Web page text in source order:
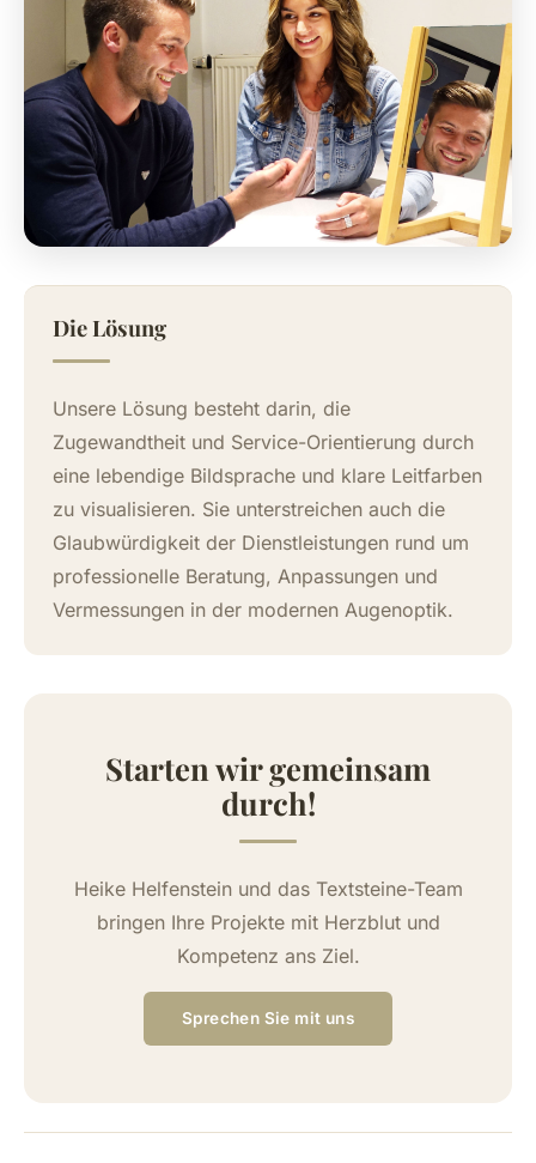
Die Lösung
Unsere Lösung besteht darin, die
Zugewandtheit und Service-Orientierung durch
eine lebendige Bildsprache und klare Leitfarben
zu visualisieren. Sie unterstreichen auch die
Glaubwürdigkeit der Dienstleistungen rund um
professionelle Beratung, Anpassungen und
Vermessungen in der modernen Augenoptik.
Starten wir gemeinsam
durch!
Heike Helfenstein und das Textsteine-Team
bringen Ihre Projekte mit Herzblut und
Kompetenz ans Ziel.
Sprechen Sie mit uns